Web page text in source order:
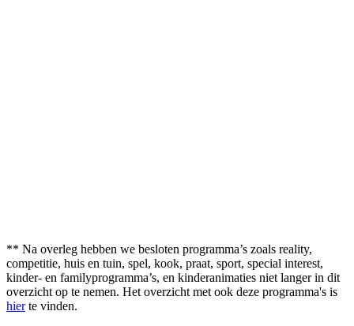
** Na overleg hebben we besloten programma’s zoals reality,
competitie, huis en tuin, spel, kook, praat, sport, special interest,
kinder- en familyprogramma’s, en kinderanimaties niet langer in dit
overzicht op te nemen. Het overzicht met ook deze programma's is
hierte vinden.